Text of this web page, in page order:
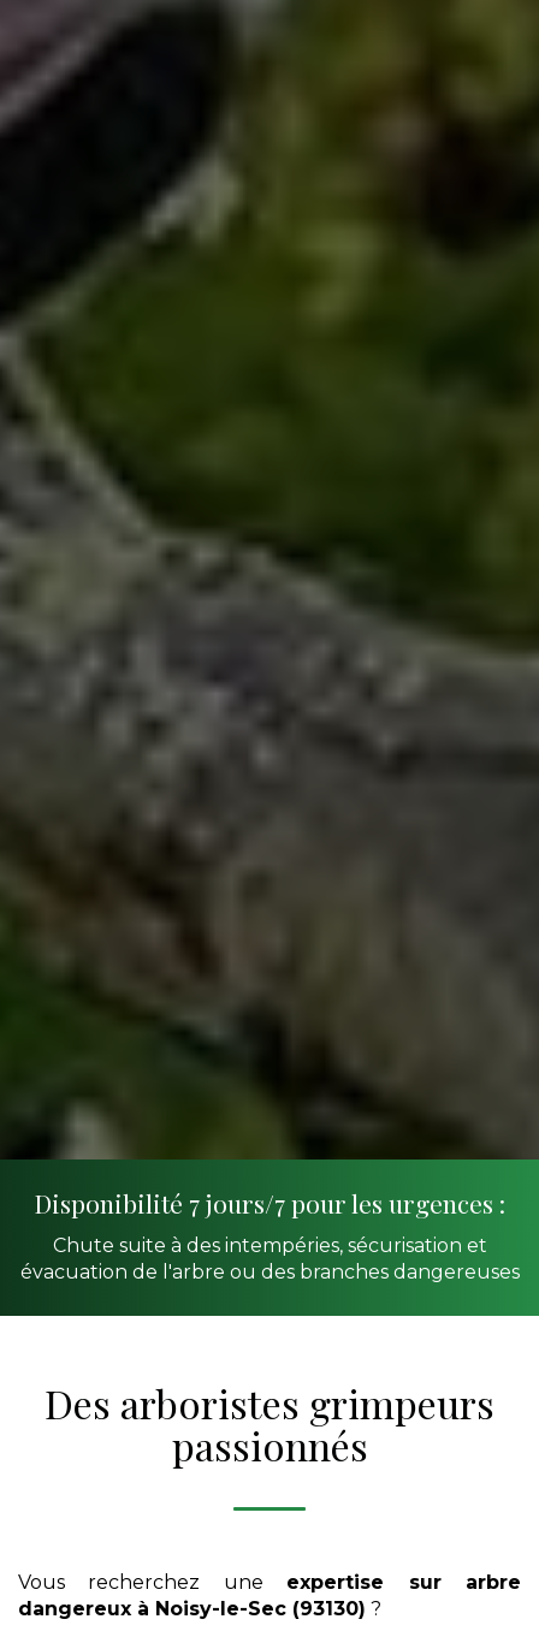
Disponibilité 7 jours/7 pour les urgences :
Chute suite à des intempéries, sécurisation et
évacuation de l'arbre ou des branches dangereuses
Des arboristes grimpeurs
passionnés
Vous recherchez une expertise sur arbre
dangereux à Noisy-le-Sec (93130) ?